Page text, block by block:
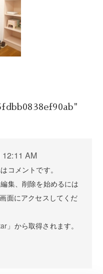
AM
コメントです。
集、削除を始めるには
面にアクセスしてくだ
」から取得されます。